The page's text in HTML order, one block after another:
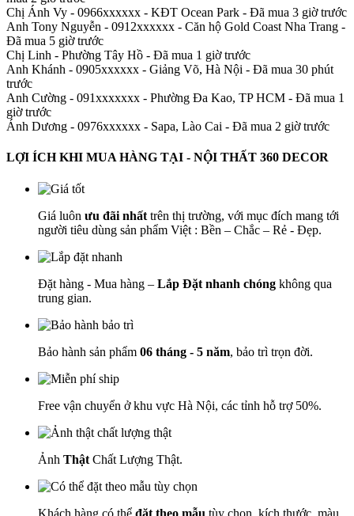
Chị Ánh Vy - 0966xxxxxx - KĐT Ocean Park - Đã mua 3 giờ trước
Anh Tony Nguyễn - 0912xxxxxx - Căn hộ Gold Coast Nha Trang -
Đã mua 5 giờ trước
Chị Linh - Phường Tây Hồ - Đã mua 1 giờ trước
Anh Khánh - 0905xxxxxx - Giảng Võ, Hà Nội - Đã mua 30 phút
trước
Anh Cường - 091xxxxxxx - Phường Đa Kao, TP HCM - Đã mua 1
giờ trước
Ánh Dương - 0976xxxxxx - Sapa, Lào Cai - Đã mua 2 giờ trước
LỢI ÍCH KHI MUA HÀNG TẠI - NỘI THẤT 360 DECOR
Giá luôn ưu đãi nhất trên thị trường, với mục đích mang tới
người tiêu dùng sản phẩm Việt : Bền – Chắc – Rẻ - Đẹp.
Đặt hàng - Mua hàng – Lắp Đặt nhanh chóng không qua
trung gian.
Bảo hành sản phẩm 06 tháng - 5 năm, bảo trì trọn đời.
Free vận chuyển ở khu vực Hà Nội, các tỉnh hỗ trợ 50%.
Ảnh Thật Chất Lượng Thật.
Khách hàng có thể đặt theo mẫu tùy chọn, kích thước, màu